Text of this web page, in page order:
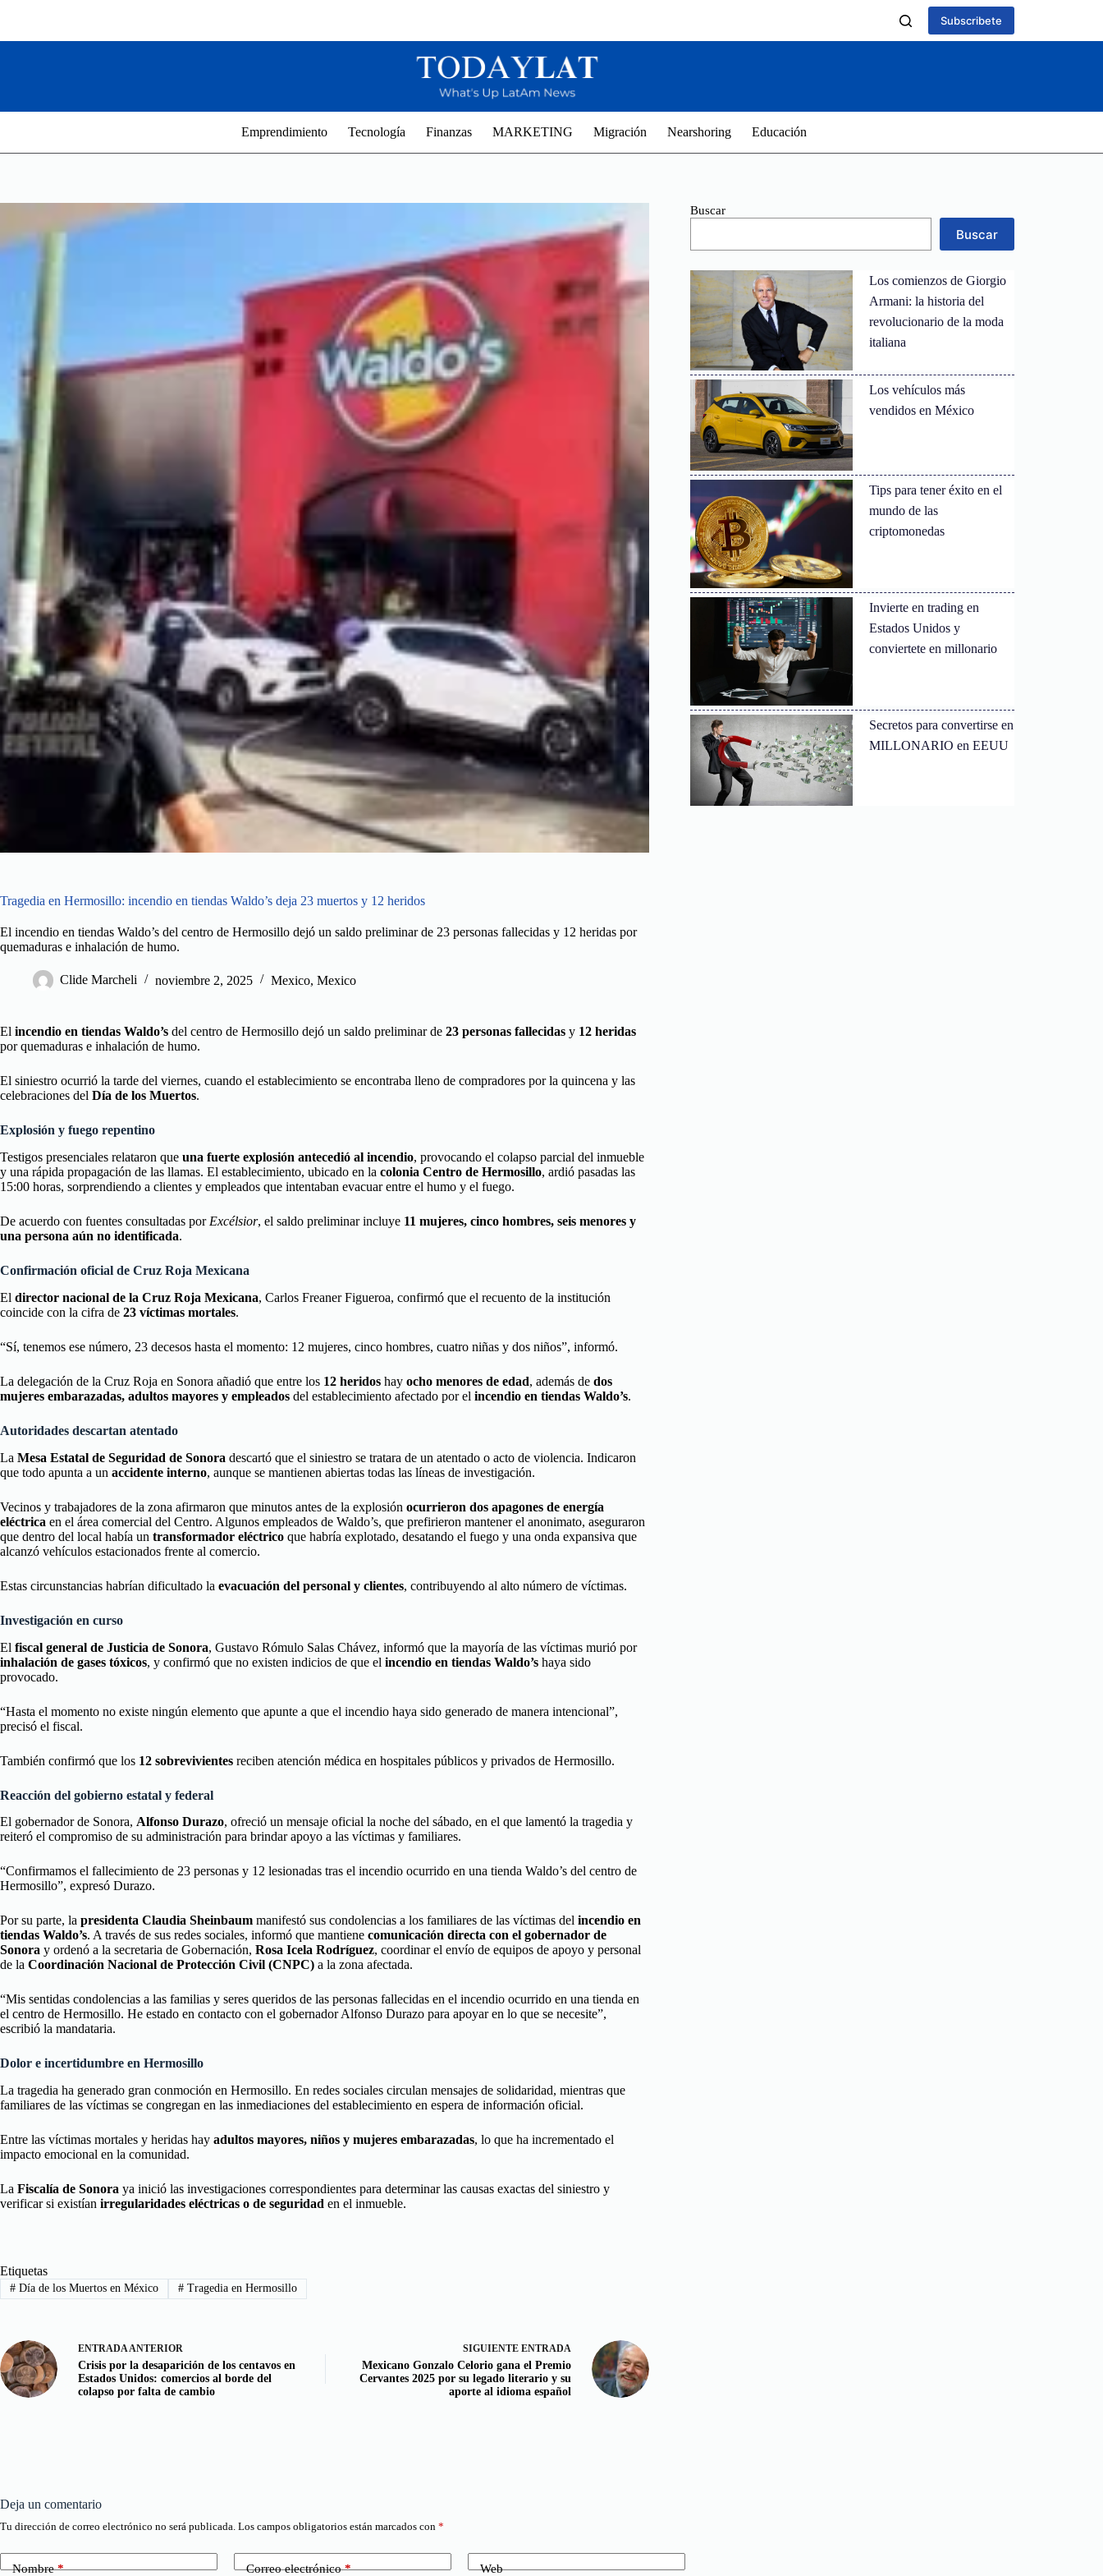
Subscribete
Emprendimiento Tecnología Finanzas MARKETING Migración Nearshoring Educación
Tragedia en Hermosillo: incendio en tiendas Waldo’s deja 23 muertos y 12 heridos
El incendio en tiendas Waldo’s del centro de Hermosillo dejó un saldo preliminar de 23 personas fallecidas y 12 heridas por
quemaduras e inhalación de humo.
Clide Marcheli noviembre 2, 2025 Mexico, Mexico
El incendio en tiendas Waldo’s del centro de Hermosillo dejó un saldo preliminar de 23 personas fallecidas y 12 heridas
por quemaduras e inhalación de humo.
El siniestro ocurrió la tarde del viernes, cuando el establecimiento se encontraba lleno de compradores por la quincena y las
celebraciones del Día de los Muertos.
Explosión y fuego repentino
Testigos presenciales relataron que una fuerte explosión antecedió al incendio, provocando el colapso parcial del inmueble
y una rápida propagación de las llamas. El establecimiento, ubicado en la colonia Centro de Hermosillo, ardió pasadas las
15:00 horas, sorprendiendo a clientes y empleados que intentaban evacuar entre el humo y el fuego.
De acuerdo con fuentes consultadas por Excélsior, el saldo preliminar incluye 11 mujeres, cinco hombres, seis menores y
una persona aún no identificada.
Confirmación oficial de Cruz Roja Mexicana
El director nacional de la Cruz Roja Mexicana, Carlos Freaner Figueroa, confirmó que el recuento de la institución
coincide con la cifra de 23 víctimas mortales.
“Sí, tenemos ese número, 23 decesos hasta el momento: 12 mujeres, cinco hombres, cuatro niñas y dos niños”, informó.
La delegación de la Cruz Roja en Sonora añadió que entre los 12 heridos hay ocho menores de edad, además de dos
mujeres embarazadas, adultos mayores y empleados del establecimiento afectado por el incendio en tiendas Waldo’s.
Autoridades descartan atentado
La Mesa Estatal de Seguridad de Sonora descartó que el siniestro se tratara de un atentado o acto de violencia. Indicaron
que todo apunta a un accidente interno, aunque se mantienen abiertas todas las líneas de investigación.
Vecinos y trabajadores de la zona afirmaron que minutos antes de la explosión ocurrieron dos apagones de energía
eléctrica en el área comercial del Centro. Algunos empleados de Waldo’s, que prefirieron mantener el anonimato, aseguraron
que dentro del local había un transformador eléctrico que habría explotado, desatando el fuego y una onda expansiva que
alcanzó vehículos estacionados frente al comercio.
Estas circunstancias habrían dificultado la evacuación del personal y clientes, contribuyendo al alto número de víctimas.
Investigación en curso
El fiscal general de Justicia de Sonora, Gustavo Rómulo Salas Chávez, informó que la mayoría de las víctimas murió por
inhalación de gases tóxicos, y confirmó que no existen indicios de que el incendio en tiendas Waldo’s haya sido
provocado.
“Hasta el momento no existe ningún elemento que apunte a que el incendio haya sido generado de manera intencional”,
precisó el fiscal.
También confirmó que los 12 sobrevivientes reciben atención médica en hospitales públicos y privados de Hermosillo.
Reacción del gobierno estatal y federal
El gobernador de Sonora, Alfonso Durazo, ofreció un mensaje oficial la noche del sábado, en el que lamentó la tragedia y
reiteró el compromiso de su administración para brindar apoyo a las víctimas y familiares.
“Confirmamos el fallecimiento de 23 personas y 12 lesionadas tras el incendio ocurrido en una tienda Waldo’s del centro de
Hermosillo”, expresó Durazo.
Por su parte, la presidenta Claudia Sheinbaum manifestó sus condolencias a los familiares de las víctimas del incendio en
tiendas Waldo’s. A través de sus redes sociales, informó que mantiene comunicación directa con el gobernador de
Sonora y ordenó a la secretaria de Gobernación, Rosa Icela Rodríguez, coordinar el envío de equipos de apoyo y personal
de la Coordinación Nacional de Protección Civil (CNPC) a la zona afectada.
“Mis sentidas condolencias a las familias y seres queridos de las personas fallecidas en el incendio ocurrido en una tienda en
el centro de Hermosillo. He estado en contacto con el gobernador Alfonso Durazo para apoyar en lo que se necesite”,
escribió la mandataria.
Dolor e incertidumbre en Hermosillo
La tragedia ha generado gran conmoción en Hermosillo. En redes sociales circulan mensajes de solidaridad, mientras que
familiares de las víctimas se congregan en las inmediaciones del establecimiento en espera de información oficial.
Entre las víctimas mortales y heridas hay adultos mayores, niños y mujeres embarazadas, lo que ha incrementado el
impacto emocional en la comunidad.
La Fiscalía de Sonora ya inició las investigaciones correspondientes para determinar las causas exactas del siniestro y
verificar si existían irregularidades eléctricas o de seguridad en el inmueble.
Etiquetas
#Día de los Muertos en México #Tragedia en Hermosillo
ENTRADA ANTERIOR
Crisis por la desaparición de los centavos en
Estados Unidos: comercios al borde del
colapso por falta de cambio
SIGUIENTEENTRADA
Mexicano Gonzalo Celorio gana el Premio
Cervantes 2025 por su legado literario y su
aporte al idioma español
Buscar
Buscar
Los comienzos de Giorgio
Armani: la historia del
revolucionario de la moda
italiana
Los vehículos más
vendidos en México
Tips para tener éxito en el
mundo de las
criptomonedas
Invierte en trading en
Estados Unidos y
conviertete en millonario
Secretos para convertirse en
MILLONARIO en EEUU
Deja un comentario
Tu dirección de correo electrónico no será publicada. Los campos obligatorios están marcados con *
Nombre* Correo electrónico* Web